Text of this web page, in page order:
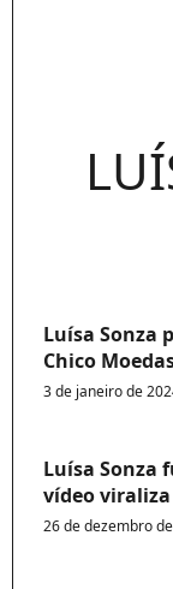
Luísa Sonza
Chico
3 de janeiro de
Luísa Sonza
vídeo
26 de dezembro